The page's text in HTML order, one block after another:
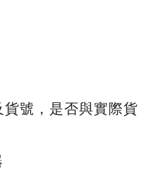
號，是否與實際貨